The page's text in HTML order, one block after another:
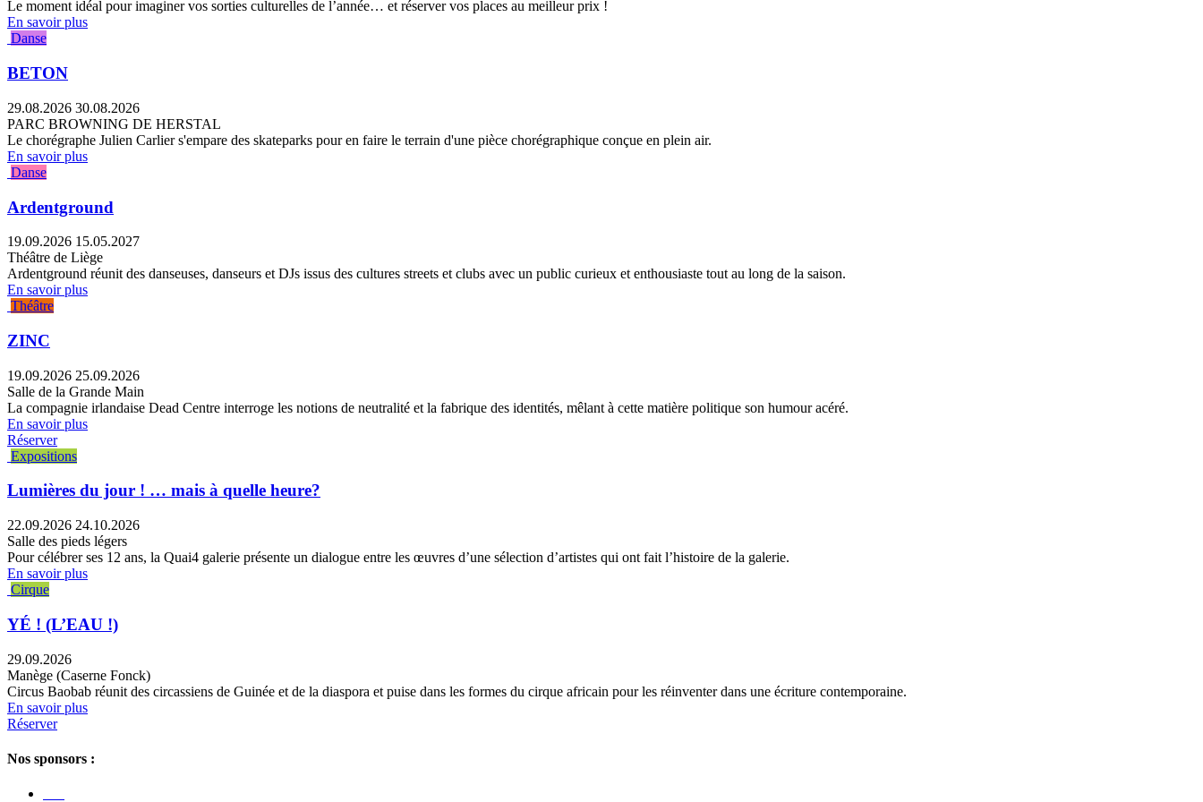
Le moment idéal pour imaginer vos sorties culturelles de l’année… et réserver vos places au meilleur prix !
En savoir plus
Danse
BETON
29.08.2026 30.08.2026
PARC BROWNING DE HERSTAL
Le chorégraphe Julien Carlier s'empare des skateparks pour en faire le terrain d'une pièce chorégraphique conçue en plein air.
En savoir plus
Danse
Ardentground
19.09.2026 15.05.2027
Théâtre de Liège
Ardentground réunit des danseuses, danseurs et DJs issus des cultures streets et clubs avec un public curieux et enthousiaste tout au long de la saison.
En savoir plus
Théâtre
ZINC
19.09.2026 25.09.2026
Salle de la Grande Main
La compagnie irlandaise Dead Centre interroge les notions de neutralité et la fabrique des identités, mêlant à cette matière politique son humour acéré.
En savoir plus
Réserver
Expositions
Lumières du jour ! … mais à quelle heure?
22.09.2026 24.10.2026
Salle des pieds légers
Pour célébrer ses 12 ans, la Quai4 galerie présente un dialogue entre les œuvres d’une sélection d’artistes qui ont fait l’histoire de la galerie.
En savoir plus
Cirque
YÉ ! (L’EAU !)
29.09.2026
Manège (Caserne Fonck)
Circus Baobab réunit des circassiens de Guinée et de la diaspora et puise dans les formes du cirque africain pour les réinventer dans une écriture contemporaine.
En savoir plus
Réserver
Nos sponsors :